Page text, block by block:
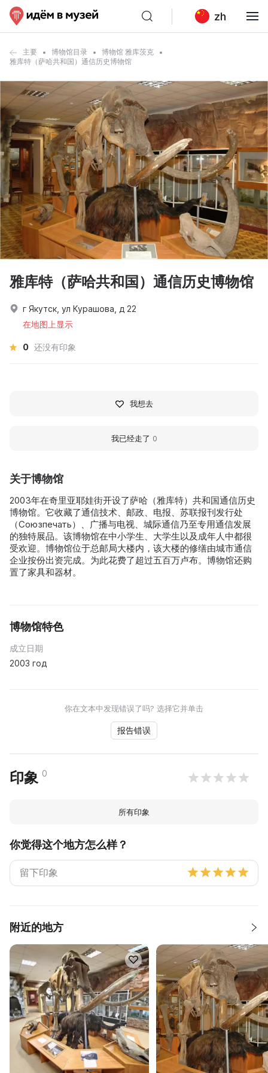
zh
主要 博物馆目录
博物馆 雅库茨克
雅库特（萨哈共和国）通信历史博物馆
关于博物馆
2003年在奇里亚耶娃街开设了萨哈（雅库特）共和国通信历史
博物馆。它收藏了通信技术、邮政、电报、苏联报刊发行处
（Союзпечать）、广播与电视、城际通信乃至专用通信发展
的独特展品。该博物馆在中小学生、大学生以及成年人中都很
受欢迎。博物馆位于总邮局大楼内，该大楼的修缮由城市通信
企业按份出资完成。为此花费了超过五百万卢布。博物馆还购
置了家具和器材。
博物馆特色
成立日期
2003 год
你在文本中发现错误了吗? 选择它并单击
报告错误
印象 0
所有印象
你觉得这个地方怎么样？
附近的地方
雅库特（萨哈共和国）通信历史博物馆
г Якутск, ул Курашова, д 22
在地图上显示
0 还没有印象
我想去
我已经走了 0